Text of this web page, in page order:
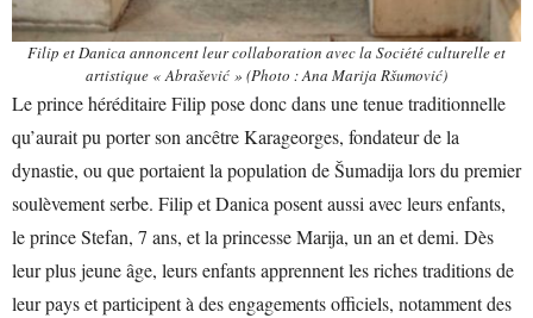
Filip et Danica annoncent leur collaboration avec la Société culturelle et
artistique « Abrašević » (Photo : Ana Marija Ršumović)
Le prince héréditaire Filip pose donc dans une tenue traditionnelle
qu’aurait pu porter son ancêtre Karageorges, fondateur de la
dynastie, ou que portaient la population de Šumadija lors du premier
soulèvement serbe. Filip et Danica posent aussi avec leurs enfants,
le prince Stefan, 7 ans, et la princesse Marija, un an et demi. Dès
leur plus jeune âge, leurs enfants apprennent les riches traditions de
leur pays et participent à des engagements officiels, notamment des